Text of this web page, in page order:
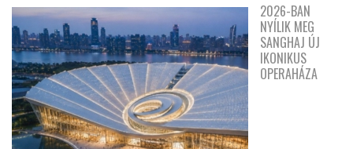
2026-BAN
NYÍLIK MEG
SANGHAJ ÚJ
IKONIKUS
OPERAHÁZA